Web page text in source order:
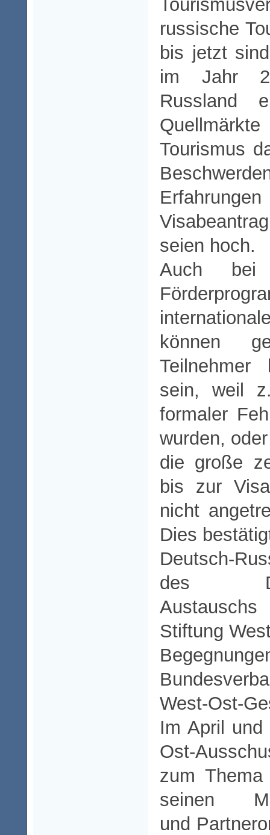
russische
bis jetzt
im Jahr
Russland
Tourismus
seien hoch.
Auch bei
können
sein, weil
formaler
wurden,
die große
bis zur
nicht
Dies
Deutsch-
des
Stiftung
West-Ost-
Im April
Ost-
zum Thema
seinen
und